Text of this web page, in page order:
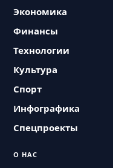
Экономика
Финансы
Технологии
Культура
Спорт
Инфографика
Спецпроекты
О НАС